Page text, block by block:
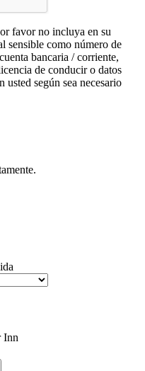
favor no incluya en su
sensible como número de
bancaria / corriente,
de conducir o datos
usted según sea necesario
Inn